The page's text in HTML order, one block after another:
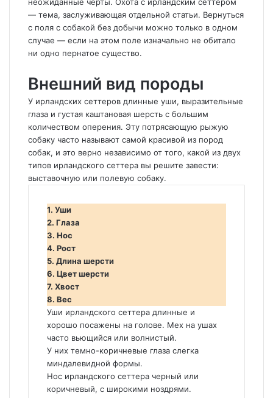
— тема, заслуживающая отдельной статьи. Вернуться
с поля с собакой без добычи можно только в одном
случае — если на этом поле изначально не обитало
ни одно пернатое существо.
Внешний вид породы
У ирландских сеттеров длинные уши, выразительные
глаза и густая каштановая шерсть с большим
количеством оперения. Эту потрясающую рыжую
собаку часто называют самой красивой из пород
собак, и это верно независимо от того, какой из двух
типов ирландского сеттера вы решите завести:
выставочную или полевую собаку.
1. Уши
2. Глаза
3. Нос
4. Рост
5. Длина шерсти
6. Цвет шерсти
7. Хвост
8. Вес
Уши ирландского сеттера длинные и
хорошо посажены на голове. Мех на ушах
часто вьющийся или волнистый.
У них темно-коричневые глаза слегка
миндалевидной формы.
Нос ирландского сеттера черный или
коричневый, с широкими ноздрями.